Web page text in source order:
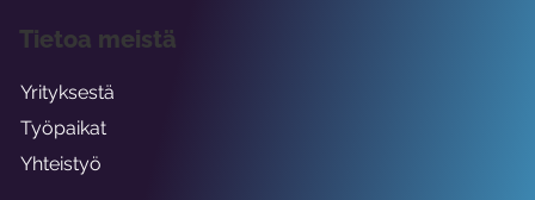
Tietoa meistä
Yrityksestä
Työpaikat
Yhteistyö